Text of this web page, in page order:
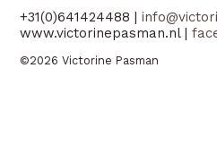
+31(0)641424488 |
www.victorinepasman.nl |
©2026 Victorine Pasman